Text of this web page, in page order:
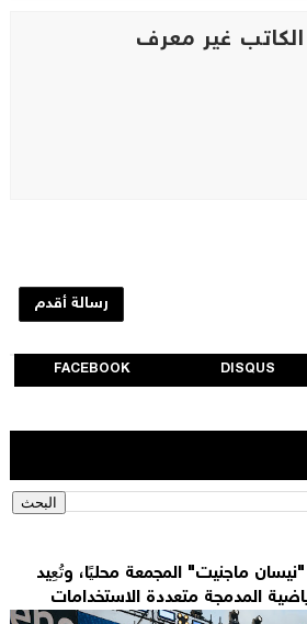
الكاتب غير معرف
رسالة أقدم
DISQUS
FACEBOOK
ماجنيت" المجمعة محليًا، وتُعِيد
المدمجة متعددة الاستخدامات